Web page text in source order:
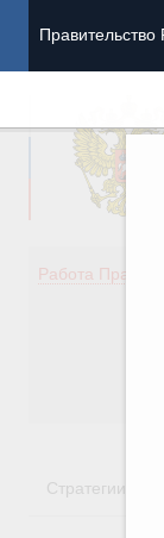
Правительство
Работа
Стратегии